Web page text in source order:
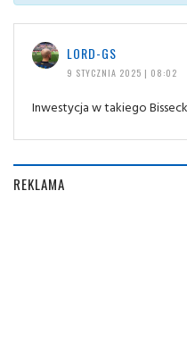
LORD-GS
9 STYCZNIA 2025 | 08:02
Inwestycja w takiego
REKLAMA